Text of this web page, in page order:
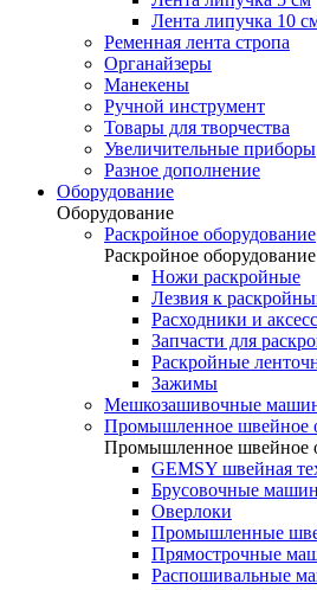
Лента липучка 10
Ременная лента стропа
Органайзеры
Манекены
Ручной инструмент
Товары для творчества
Увеличительные приборы
Разное дополнение
Оборудование
Оборудование
Раскройное оборудование
Раскройное оборудование
Ножи раскройные
Лезвия к
Расходники и
Запчасти для
Раскройные
Зажимы
Мешкозашивочные
Промышленное швейное
Промышленное швейное
GEMSY швейная
Брусовочные
Оверлоки
Промышленные
Прямострочные
Распошивальные